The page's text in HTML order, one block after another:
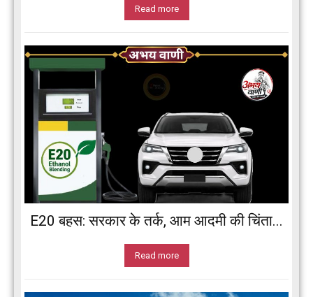
Read more
E20 बहस: सरकार के तर्क, आम आदमी की चिंता...
Read more